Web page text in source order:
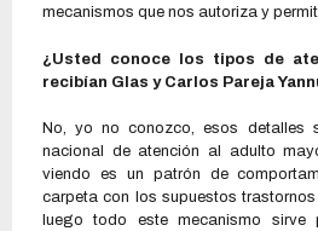
mecanismos que nos autoriza y
¿Usted conoce los tipos de
recibían Glas y Carlos Pareja
No, yo no conozco, esos detalles
nacional de atención al adulto
viendo es un patrón de
carpeta con los supuestos
luego todo este mecanismo sirve